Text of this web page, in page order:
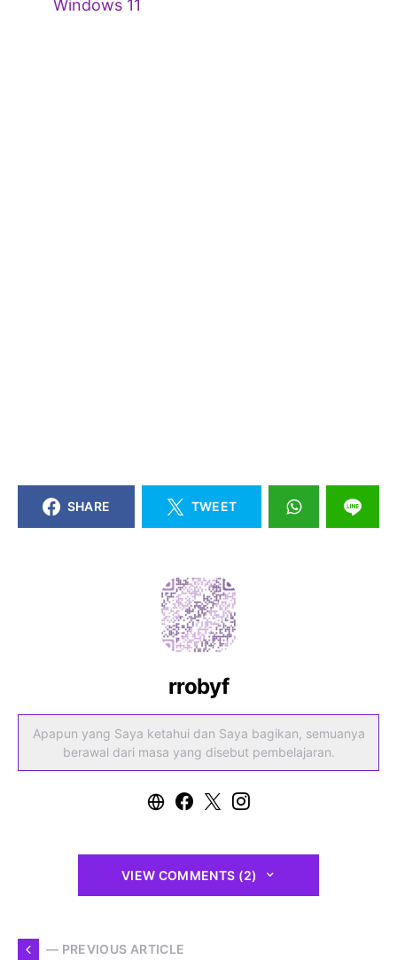
Windows 11
SHARE TWEET
rrobyf
Apapun yang Saya ketahui dan Saya bagikan, semuanya
berawal dari masa yang disebut pembelajaran.
VIEW COMMENTS (2)
— PREVIOUS ARTICLE